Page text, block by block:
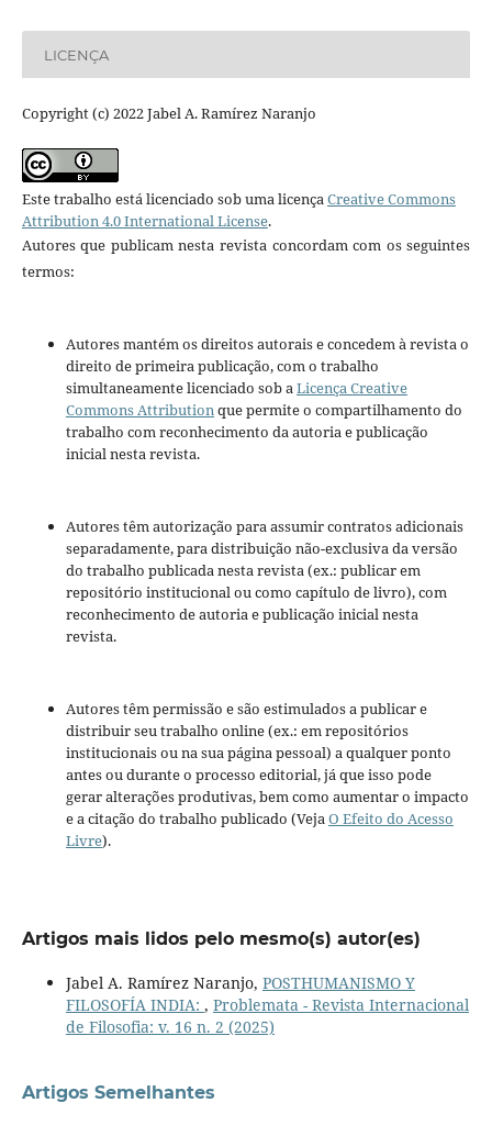
LICENÇA
Copyright (c) 2022 Jabel A. Ramírez Naranjo
Este trabalho está licenciado sob uma licençaCreative Commons
Attribution 4.0 International License.
Autores que publicam nesta revista concordam com os seguintes
termos:
Autores mantém os direitos autorais e concedem à revista o
direito de primeira publicação, com o trabalho
simultaneamente licenciado sob aLicença Creative
Commons Attributionque permite o compartilhamento do
trabalho com reconhecimento da autoria e publicação
inicial nesta revista.
Autores têm autorização para assumir contratos adicionais
separadamente, para distribuição não-exclusiva da versão
do trabalho publicada nesta revista (ex.: publicar em
repositório institucional ou como capítulo de livro), com
reconhecimento de autoria e publicação inicial nesta
revista.
Autores têm permissão e são estimulados a publicar e
distribuir seu trabalho online (ex.: em repositórios
institucionais ou na sua página pessoal) a qualquer ponto
antes ou durante o processo editorial, já que isso pode
gerar alterações produtivas, bem como aumentar o impacto
e a citação do trabalho publicado (VejaO Efeito do Acesso
Livre).
Artigos mais lidos pelo mesmo(s) autor(es)
Jabel A. Ramírez Naranjo, POSTHUMANISMO Y
FILOSOFÍA INDIA: , Problemata - Revista Internacional
de Filosofia: v. 16 n. 2 (2025)
Artigos Semelhantes